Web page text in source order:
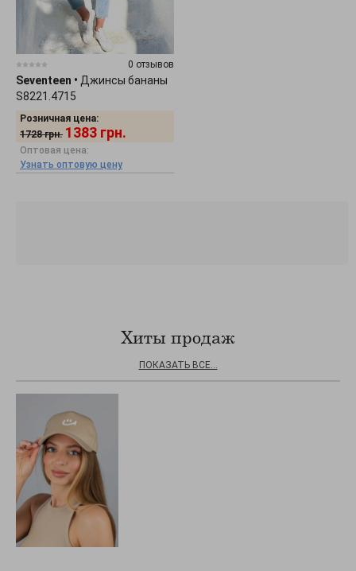
0 отзывов
Seventeen • Джинсы бананы
S8221.4715
Розничная цена:
1728 грн. 1383 грн.
Оптовая цена:
Узнать оптовую цену
Хиты продаж
ПОКАЗАТЬ ВСЕ...